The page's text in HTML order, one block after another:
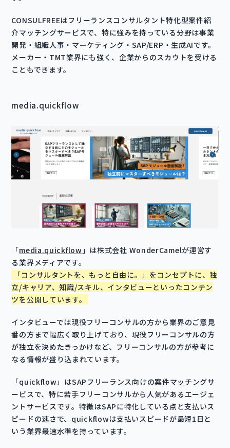
CONSULFREEはフリーランスコンサルタント特化型案件紹
介マッチングサービスで、特に強みを持っている分野は事業
開発・組織人事・マーケティング・SAP/ERP・生成AIです。
メーカー・TMT業界にも強く、企業からのスカウトを受ける
こともできます。
media.quickflow
「media.quickflow」は株式会社 WonderCamelが運営す
る業界メディアです。
「コンサルタントを、もっと自由に。」をコンセプトに、独
立/キャリア、知識/スキル、インタビューといったコンテン
ツを公開しています。
インタビューでは現役フリーコンサルの方から業界のご意見
番の方まで幅広く取り上げており、現役フリーコンサルの方
が独立を決めたきっかけなど、フリーコンサルの方が参考に
なる情報が盛り込まれています。
「quickflow」はSAPフリーランス向けの案件マッチングサ
ービスで、特に若手フリーコンサルから人気があるエージェ
ントサービスです。特徴はSAPに特化している点と支払いス
ピードの速さで、quickflowは支払いスピードが最短1日と
いう業界最速水準を持っています。